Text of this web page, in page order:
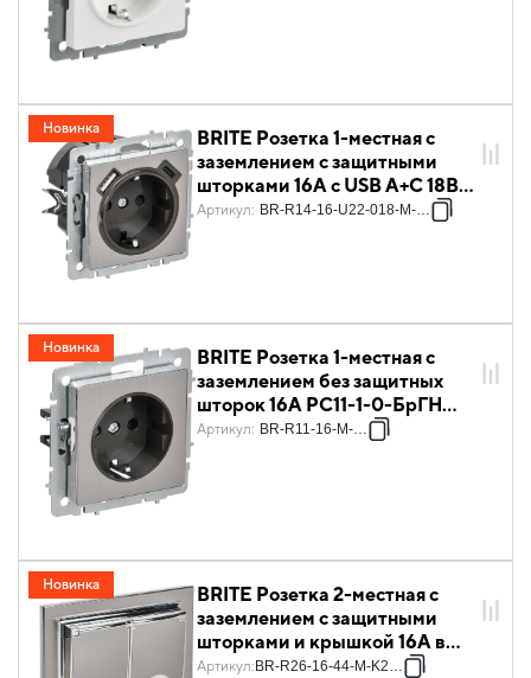
BRITE Розетка 1-местная с
заземлением с защитными
шторками 16А с USB A+C 18Вт
РЮш11-1-БрГН металл хром/
Артикул: BR-R14-16-U22-018-M-K23
Новинка
BRITE Розетка 1-местная с
заземлением без защитных
шторок 16А РС11-1-0-БрГН
металл хром/никель IEK
Артикул: BR-R11-16-M-K23
Новинка
BRITE Розетка 2-местная с
заземлением с защитными
шторками и крышкой 16А в
сборе IP44 РСбш12-3-44-
Артикул:BR-R26-16-44-M-K23-F
Новинка